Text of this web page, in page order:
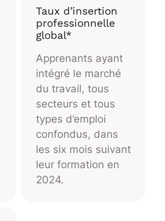
Taux d’insertion
professionnelle
global*
Apprenants ayant
intégré le marché
du travail, tous
secteurs et tous
types d’emploi
confondus, dans
les six mois suivant
leur formation en
2024.